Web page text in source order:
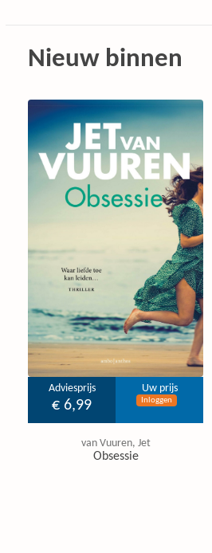
Nieuw binnen
Adviesprijs
€ 6,99
Uw prijs
Inloggen
van Vuuren, Jet
Obsessie